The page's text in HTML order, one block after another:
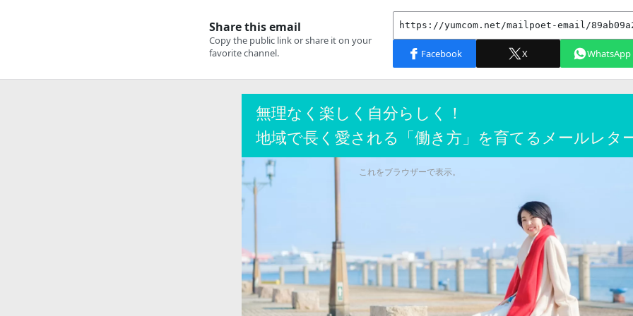
無理なく楽しく自分らしく！
地域で長く愛される「働き方」を育てるメールレタ
これをブラウザーで表示。